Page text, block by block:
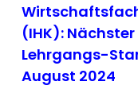
(IHK): Nächster
Lehrgangs-
August 2024